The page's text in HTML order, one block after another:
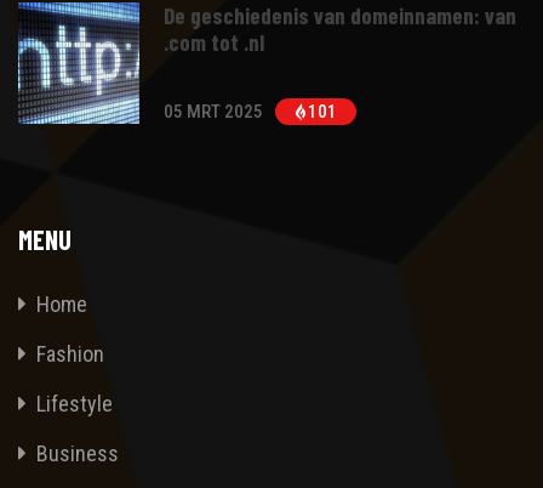
De geschiedenis van domeinnamen: van
.com tot .nl
05 MRT 2025 101
MENU
Home
Fashion
Lifestyle
Business